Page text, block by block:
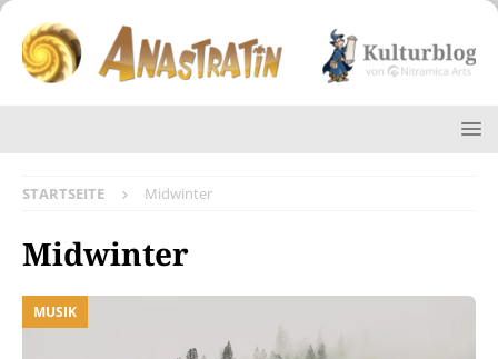
STARTSEITE Midwinter
Midwinter
MUSIK